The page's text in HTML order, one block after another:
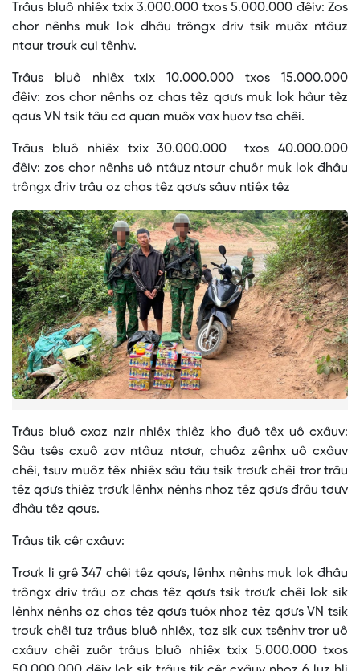
Trâus bluô nhiêx txix 3.000.000 txos 5.000.000 đêiv: Zos
chor nênhs muk lok đhâu trôngx đriv tsik muôx ntâuz
ntơưr trơưk cui tênhv.
Trâus bluô nhiêx txix 10.000.000 txos 15.000.000
đêiv: zos chor nênhs oz chas têz qơưs muk lok hâur têz
qơưs VN tsik tâu cơ quan muôx vax huov tso chêi.
Trâus bluô nhiêx txix 30.000.000 txos 40.000.000
đêiv: zos chor nênhs uô ntâuz ntơưr chuôr muk lok đhâu
trôngx đriv trâu oz chas têz qơưs sâuv ntiêx têz
Trâus bluô cxaz nzir nhiêx thiêz kho đuô têx uô cxâuv:
Sâu tsês cxuô zav ntâuz ntơưr, chuôz zênhx uô cxâuv
chêi, tsuv muôz têx nhiêx sâu tâu tsik trơưk chêi tror trâu
têz qơưs thiêz trơưk lênhx nênhs nhoz têz qơưs đrâu tơưv
đhâu têz qơưs.
Trâus tik cêr cxâuv:
Trơưk li grê 347 chêi têz qơưs, lênhx nênhs muk lok đhâu
trôngx đriv trâu oz chas têz qơưs tsik trơưk chêi lok sik
lênhx nênhs oz chas têz qơưs tuôx nhoz têz qơưs VN tsik
trơưk chêi tưz trâus bluô nhiêx, taz sik cux tsênhv tror uô
cxâuv chêi zuôr trâus bluô nhiêx txix 5.000.000 txos